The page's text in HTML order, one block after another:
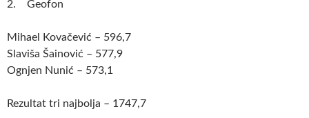
2. Geofon
Mihael Kovačević – 596,7
Slaviša Šainović – 577,9
Ognjen Nunić – 573,1
Rezultat tri najbolja – 1747,7